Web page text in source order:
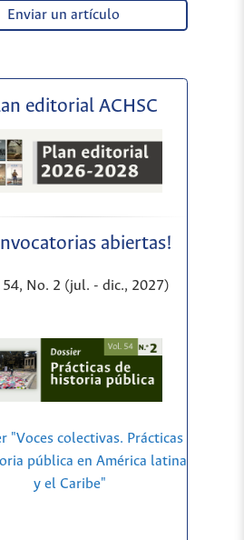
Enviar un artículo
editorial ACHSC
abiertas!
No. 2 (jul. - dic., 2027)
"Voces colectivas. Prácticas
pública en América latina
y el Caribe"